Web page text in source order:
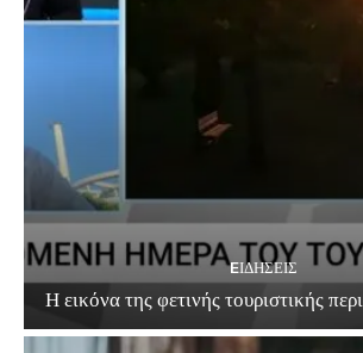
EΙΔΗΣΕΙΣ
Η εικόνα της φετινής τουριστικής